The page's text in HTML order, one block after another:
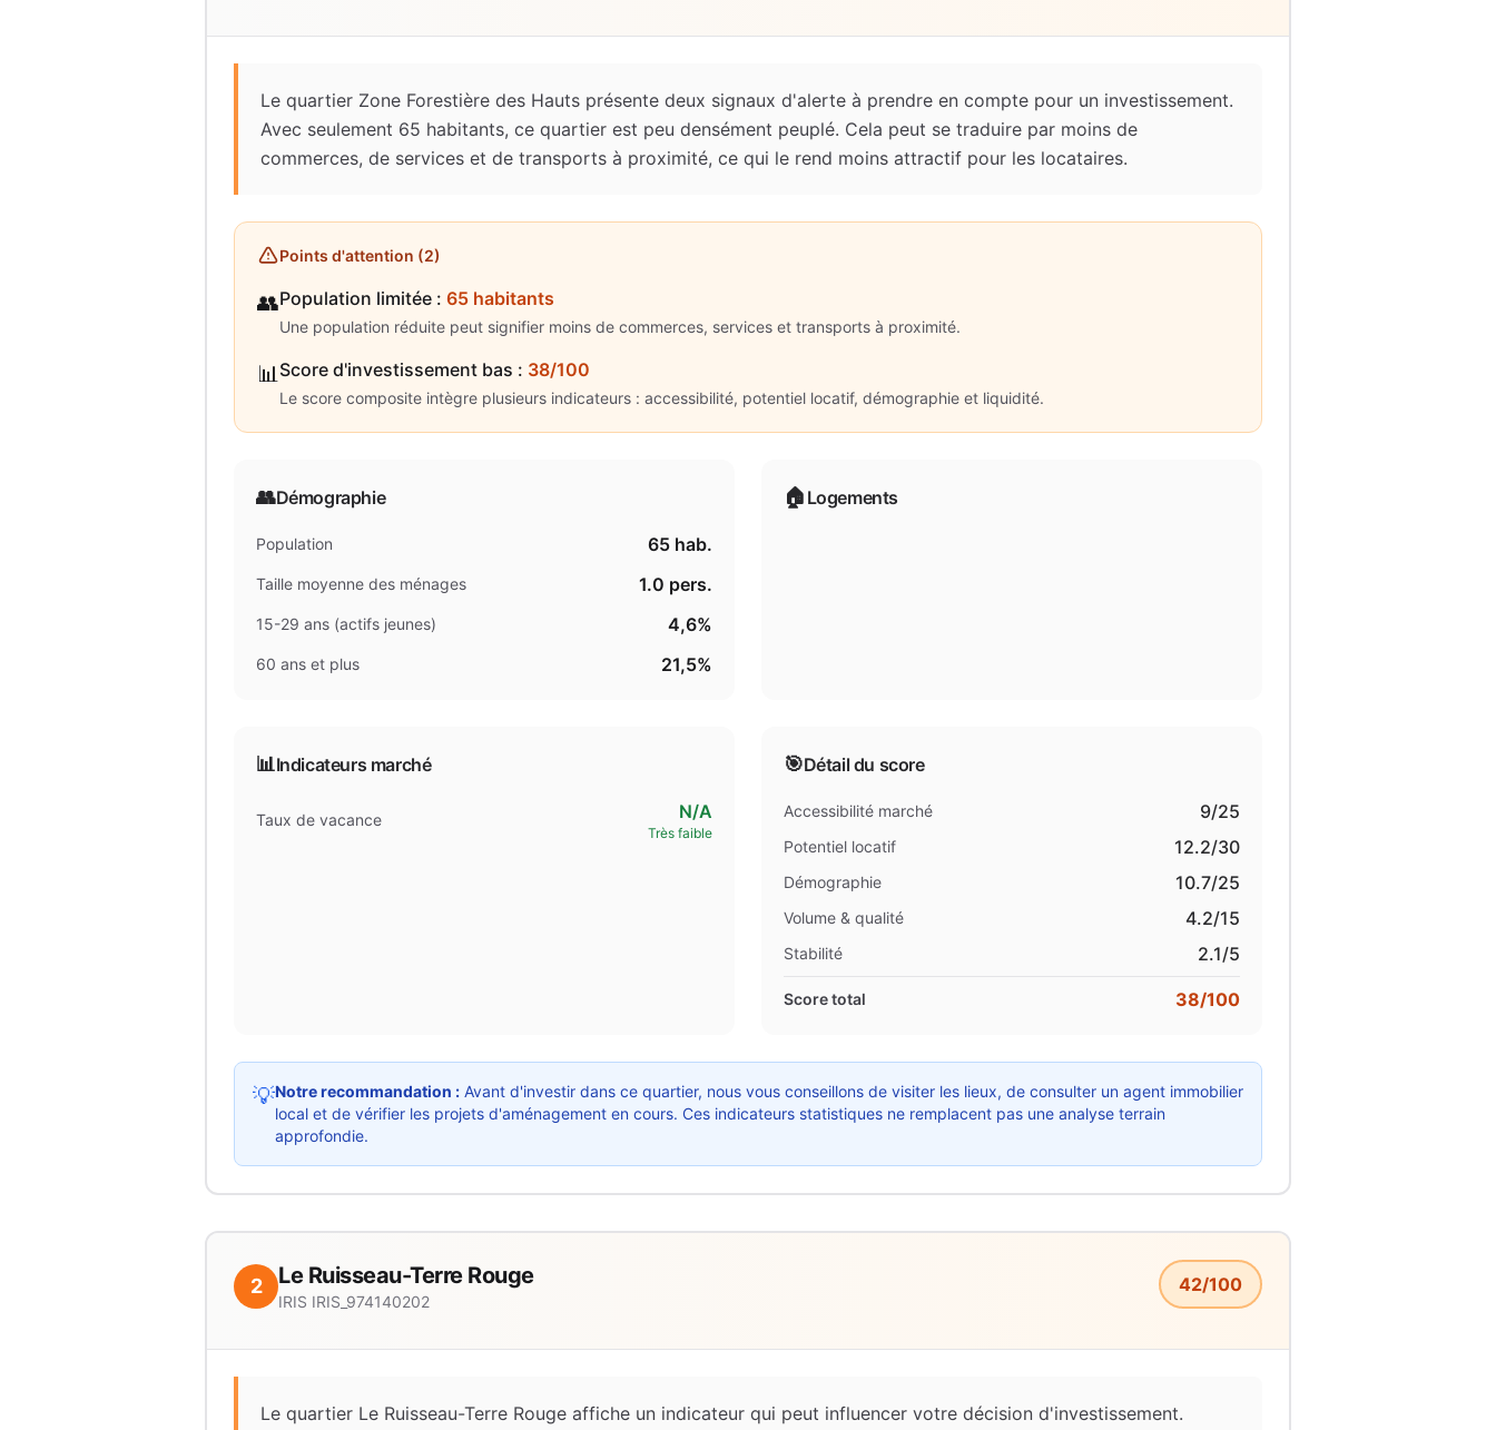
Le quartier Zone Forestière des Hauts présente deux signaux d'alerte à prendre en compte pour un investissement.
Avec seulement 65 habitants, ce quartier est peu densément peuplé. Cela peut se traduire par moins de
commerces, de services et de transports à proximité, ce qui le rend moins attractif pour les locataires.
Points d'attention (2)
👥Population limitée : 65 habitants
Une population réduite peut signifier moins de commerces, services et transports à proximité.
📊Score d'investissement bas : 38/100
Le score composite intègre plusieurs indicateurs : accessibilité, potentiel locatif, démographie et liquidité.
👥Démographie
Population 65 hab.
Taille moyenne des ménages 1.0 pers.
15-29 ans (actifs jeunes) 4,6%
60 ans et plus 21,5%
🏠 Logements
📊Indicateurs marché
Taux de vacance N/A
Très faible
🎯Détail du score
Accessibilité marché 9/25
Potentiel locatif 12.2/30
Démographie 10.7/25
Volume & qualité 4.2/15
Stabilité 2.1/5
Score total 38/100
💡Notre recommandation : Avant d'investir dans ce quartier, nous vous conseillons de visiter les lieux, de consulter un agent immobilier
local et de vérifier les projets d'aménagement en cours. Ces indicateurs statistiques ne remplacent pas une analyse terrain
approfondie.
2 Le Ruisseau-Terre Rouge
IRIS IRIS_974140202
42/100
Le quartier Le Ruisseau-Terre Rouge affiche un indicateur qui peut influencer votre décision d'investissement.